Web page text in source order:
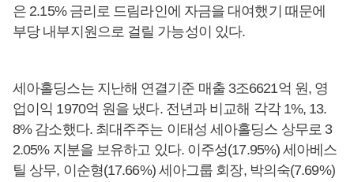
은 2.15% 금리로 드림라인에 자금을 대여했기 때문에
부당 내부지원으로 걸릴 가능성이 있다.
세아홀딩스는 지난해 연결기준 매출 3조6621억 원, 영
업이익 1970억 원을 냈다. 전년과 비교해 각각 1%, 13.
8% 감소했다. 최대주주는 이태성 세아홀딩스 상무로 3
2.05% 지분을 보유하고 있다. 이주성(17.95%) 세아베스
틸 상무, 이순형(17.66%) 세아그룹 회장, 박의숙(7.69%)